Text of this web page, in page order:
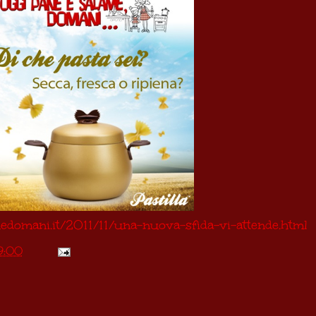
2011/11/una-nuova-sfida-vi-attende.html